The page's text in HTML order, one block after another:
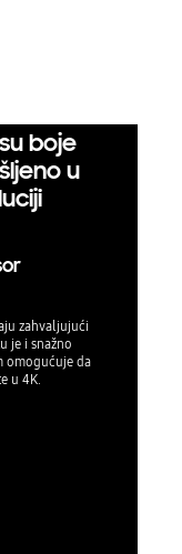
boje
u
zahvaljujući
je i snažno
omogućuje da
u 4K.